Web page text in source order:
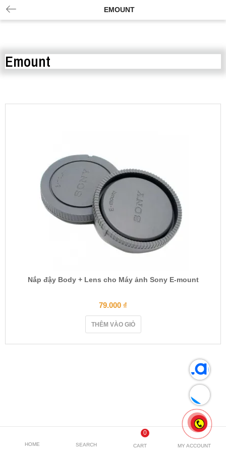
EMOUNT
Emount
Nắp đậy Body + Lens cho Máy ảnh Sony E-mount
79.000 ₫
THÊM VÀO GIỎ
HOME SEARCH
0
CART MY ACCOUNT